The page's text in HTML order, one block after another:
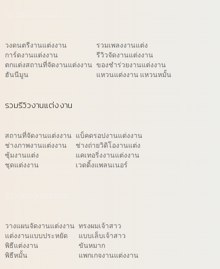
วงดนตรีงานแต่งงาน
การ์ดงานแต่งงาน
ตกแต่งสถานที่จัดงานแต่งงาน
ฮันนีมูน
รวมเพลงงานแต่ง
รีวิวจัดงานแต่งงาน
ของชำร่วยงานแต่งงาน
แหวนแต่งงาน แหวนหมั้น
รวมรีวิวงานแต่งงาน
สถานที่จัดงานแต่งงาน
ช่างภาพงานแต่งงาน
ซุ้มงานแต่ง
ชุดแต่งงาน
แบ็คดรอปงานแต่งงาน
ช่างถ่ายวิดิโองานแต่ง
แคเทอริ่งงานแต่งงาน
เวดดิ้งแพลนเนอร์
วางแผนจัดงานแต่งงาน
แต่งงานแบบประหยัด
พิธีแต่งงาน
พิธีหมั้น
ทรงผมเจ้าสาว
แบบเล็บเจ้าสาว
ขันหมาก
แพกเกจงานแต่งงาน